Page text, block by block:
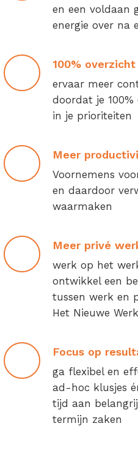
en een voldaan
energie over na
100% overzicht
ervaar meer
doordat je
in je prioriteiten
Meer
Voornemens
en daardoor
waarmaken
Meer privé
werk op het
ontwikkel een
tussen werk en
Het Nieuwe
Focus op
ga flexibel en
ad-hoc klusjes
tijd aan
termijn zaken